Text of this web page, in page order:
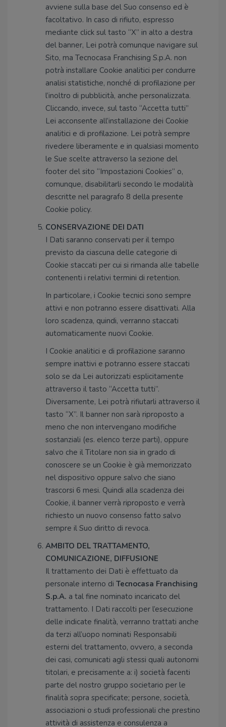
avviene sulla base del Suo consenso ed è
facoltativo. In caso di rifiuto, espresso
mediante click sul tasto “X” in alto a destra
del banner, Lei potrà comunque navigare sul
Sito, ma Tecnocasa Franchising S.p.A. non
potrà installare Cookie analitici per condurre
analisi statistiche, nonché di profilazione per
l’inoltro di pubblicità, anche personalizzata.
Cliccando, invece, sul tasto “Accetta tutti”
Lei acconsente all’installazione dei Cookie
analitici e di profilazione. Lei potrà sempre
rivedere liberamente e in qualsiasi momento
le Sue scelte attraverso la sezione del
footer del sito “Impostazioni Cookies” o,
comunque, disabilitarli secondo le modalità
descritte nel paragrafo 8 della presente
Cookie policy.
CONSERVAZIONE DEI DATI
I Dati saranno conservati per il tempo
previsto da ciascuna delle categorie di
Cookie staccati per cui si rimanda alle tabelle
contenenti i relativi termini di retention.
In particolare, i Cookie tecnici sono sempre
attivi e non potranno essere disattivati. Alla
loro scadenza, quindi, verranno staccati
automaticamente nuovi Cookie.
I Cookie analitici e di profilazione saranno
sempre inattivi e potranno essere staccati
solo se da Lei autorizzati esplicitamente
attraverso il tasto “Accetta tutti”.
Diversamente, Lei potrà rifiutarli attraverso il
tasto “X”. Il banner non sarà riproposto a
meno che non intervengano modifiche
sostanziali (es. elenco terze parti), oppure
salvo che il Titolare non sia in grado di
conoscere se un Cookie è già memorizzato
nel dispositivo oppure salvo che siano
trascorsi 6 mesi. Quindi alla scadenza dei
Cookie, il banner verrà riproposto e verrà
richiesto un nuovo consenso fatto salvo
sempre il Suo diritto di revoca.
AMBITO DEL TRATTAMENTO,
COMUNICAZIONE, DIFFUSIONE
Il trattamento dei Dati è effettuato da
personale interno di Tecnocasa Franchising
S.p.A. a tal fine nominato incaricato del
trattamento. I Dati raccolti per l’esecuzione
delle indicate finalità, verranno trattati anche
da terzi all’uopo nominati Responsabili
esterni del trattamento, ovvero, a seconda
dei casi, comunicati agli stessi quali autonomi
titolari, e precisamente a: i) società facenti
parte del nostro gruppo societario per le
finalità sopra specificate; persone, società,
associazioni o studi professionali che prestino
attività di assistenza e consulenza a